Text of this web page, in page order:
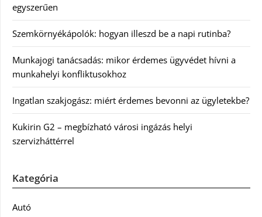
egyszerűen
Szemkörnyékápolók: hogyan illeszd be a napi rutinba?
Munkajogi tanácsadás: mikor érdemes ügyvédet hívni a
munkahelyi konfliktusokhoz
Ingatlan szakjogász: miért érdemes bevonni az ügyletekbe?
Kukirin G2 – megbízható városi ingázás helyi
szervizháttérrel
Kategória
Autó